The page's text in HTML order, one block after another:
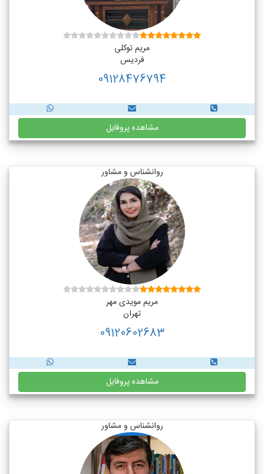
مریم توکلی
فردیس
09128476794
مشاهده پروفایل
روانشناس و مشاور
مریم مویدی مهر
تهران
09120602683
مشاهده پروفایل
روانشناس و مشاور